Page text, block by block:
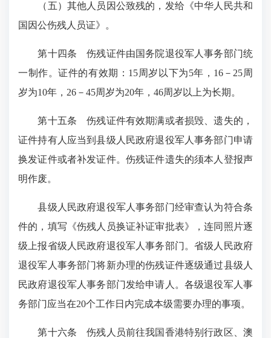
（五）其他人员因公致残的，发给《中华人民共和
国因公伤残人员证》。
第十四条 伤残证件由国务院退役军人事务部门统
一制作。证件的有效期：15周岁以下为5年，16－25周
岁为10年，26－45周岁为20年，46周岁以上为长期。
第十五条 伤残证件有效期满或者损毁、遗失的，
证件持有人应当到县级人民政府退役军人事务部门申请
换发证件或者补发证件。伤残证件遗失的须本人登报声
明作废。
县级人民政府退役军人事务部门经审查认为符合条
件的，填写《伤残人员换证补证审批表》，连同照片逐
级上报省级人民政府退役军人事务部门。省级人民政府
退役军人事务部门将新办理的伤残证件逐级通过县级人
民政府退役军人事务部门发给申请人。各级退役军人事
务部门应当在20个工作日内完成本级需要办理的事项。
第十六条 伤残人员前往我国香港特别行政区、澳